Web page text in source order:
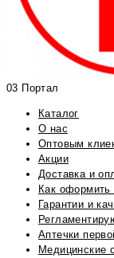
03 Портал
Каталог
О нас
Оптовым
Акции
Доставка и
Как оформить
Гарантии и
Аптечки
Медицинские